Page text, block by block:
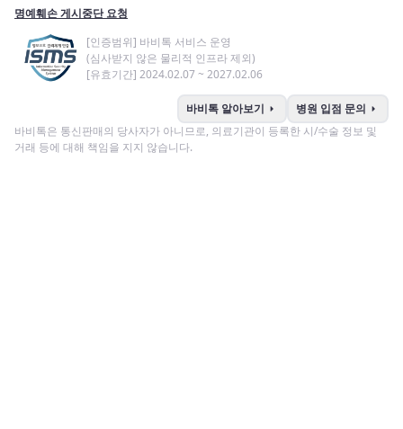
명예훼손 게시중단 요청
[인증범위] 바비톡 서비스 운영
(심사받지 않은 물리적 인프라 제외)
[유효기간] 2024.02.07 ~ 2027.02.06
바비톡 알아보기 arrow_right 병원 입점 문의 arrow_right
바비톡은 통신판매의 당사자가 아니므로, 의료기관이 등록한 시/수술 정보 및
거래 등에 대해 책임을 지지 않습니다.